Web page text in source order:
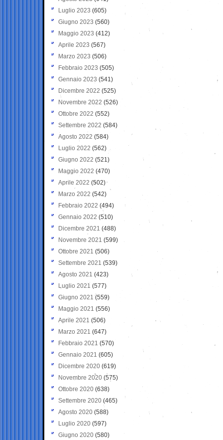
Luglio 2023 (605)
Giugno 2023 (560)
Maggio 2023 (412)
Aprile 2023 (567)
Marzo 2023 (506)
Febbraio 2023 (505)
Gennaio 2023 (541)
Dicembre 2022 (525)
Novembre 2022 (526)
Ottobre 2022 (552)
Settembre 2022 (584)
Agosto 2022 (584)
Luglio 2022 (562)
Giugno 2022 (521)
Maggio 2022 (470)
Aprile 2022 (502)
Marzo 2022 (542)
Febbraio 2022 (494)
Gennaio 2022 (510)
Dicembre 2021 (488)
Novembre 2021 (599)
Ottobre 2021 (506)
Settembre 2021 (539)
Agosto 2021 (423)
Luglio 2021 (577)
Giugno 2021(559)
Maggio 2021 (556)
Aprile 2021 (506)
Marzo 2021 (647)
Febbraio 2021 (570)
Gennaio 2021 (605)
Dicembre 2020 (619)
Novembre 2020 (575)
Ottobre 2020 (638)
Settembre 2020(465)
Agosto 2020 (588)
Luglio 2020 (597)
Giugno 2020 (580)